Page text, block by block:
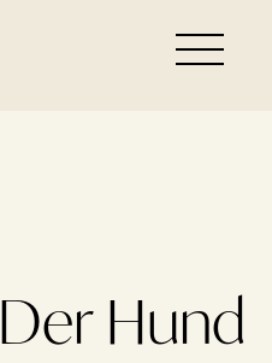
Der Hund